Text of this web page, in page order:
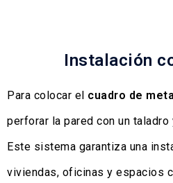
Instalación
Para colocar el cuadro de
perforar la pared con un
Este sistema garantiza una
viviendas, oficinas y espacios